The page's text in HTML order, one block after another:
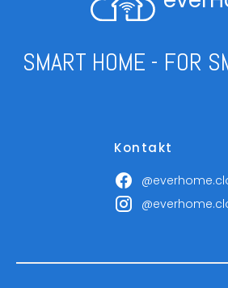
SMART HOME - FOR
Kontakt